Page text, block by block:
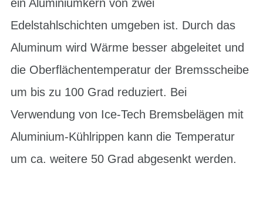
ein Aluminiumkern von zwei
Edelstahlschichten umgeben ist. Durch das
Aluminum wird Wärme besser abgeleitet und
die Oberflächentemperatur der Bremsscheibe
um bis zu 100 Grad reduziert. Bei
Verwendung von Ice-Tech Bremsbelägen mit
Aluminium-Kühlrippen kann die Temperatur
um ca. weitere 50 Grad abgesenkt werden.